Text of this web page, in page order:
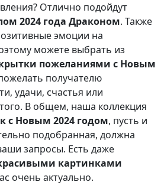
Отлично подойдут
2024 года Драконом. Также
эмоции на
можете выбрать из
пожеланиями с Новым
получателю
удачи, счастья или
В общем, наша коллекция
с Новым 2024 годом, пусть и
подобранная, должна
запросы. Есть даже
картинками
очень актуально.